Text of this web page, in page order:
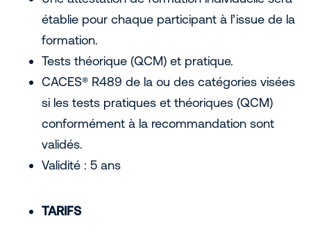
établie pour chaque participant à l’issue de la
formation.
Tests théorique (QCM) et pratique.
CACES® R489 de la ou des catégories visées
si les tests pratiques et théoriques (QCM)
conformément à la recommandation sont
validés.
Validité : 5 ans
TARIFS